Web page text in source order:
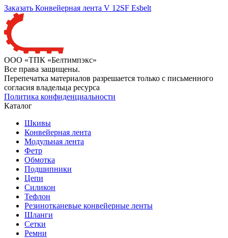
Заказать Конвейерная лента V 12SF Esbelt
ООО «ТПК «Белтимпэкс»
Все права защищены.
Перепечатка материалов разрешается только с письменного
согласия владельца ресурса
Политика конфиденциальности
Каталог
Шкивы
Конвейерная лента
Модульная лента
Фетр
Обмотка
Подшипники
Цепи
Силикон
Тефлон
Резинотканевые конвейерные ленты
Шланги
Сетки
Ремни